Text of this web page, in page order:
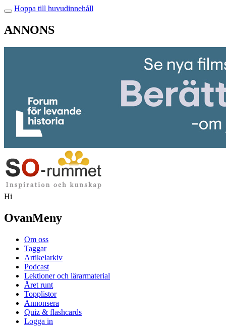
Hoppa till huvudinnehåll
ANNONS
Hi
OvanMeny
Om oss
Taggar
Artikelarkiv
Podcast
Lektioner och lärarmaterial
Året runt
Topplistor
Annonsera
Quiz & flashcards
Logga in